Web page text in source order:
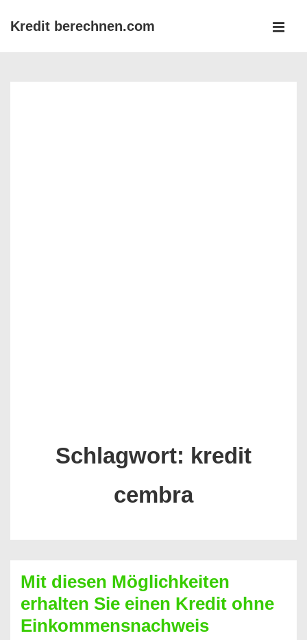
ZumKredit berechnen.com
Schlagwort: kredit
cembra
Mit diesen Möglichkeiten
erhalten Sie einen Kredit ohne
Einkommensnachweis